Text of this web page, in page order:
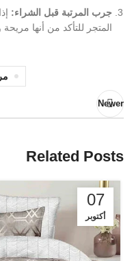
جرب المرتبة قبل الشراء:
المتجر للتأكد من أنها مريحة
Newer
Related Posts
07
أكتوبر